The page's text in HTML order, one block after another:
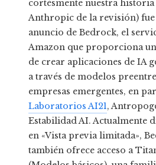
cortésmente nuestra historia
Anthropic de la revisión) fue
anuncio de Bedrock, el
Amazon que proporciona
de crear aplicaciones de IA
a través de modelos
empresas emergentes, en
Laboratorios AI21,
Estabilidad AI. Actualmente
en «Vista previa limitada»,
también ofrece acceso a